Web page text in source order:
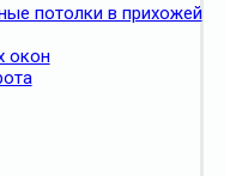
потолки в прихожей
окон